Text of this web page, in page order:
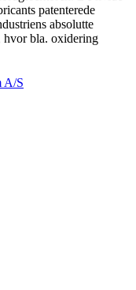
patenterede
absolutte
hvor bla. oxidering